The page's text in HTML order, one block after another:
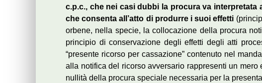
c.p.c., che nei casi dubbi la procura va
che consenta all’atto di produrre i suoi effetti
orbene, nella specie, la collocazione della procura
principio di conservazione degli effetti degli atti
“presente ricorso per cassazione” contenuto nel
alla notifica del ricorso avversario rappresenti un
nullità della procura speciale necessaria per la